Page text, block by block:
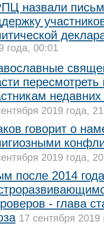
назвали
года, 00:01
пересмотреть
2019 года,
говорит о
2019 года,
после 2014
- глава
17 сентября 2019